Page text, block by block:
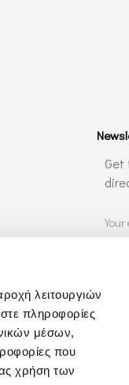
λειτουργιών
πληροφορίες
μέσων,
που
χρήση των
Get